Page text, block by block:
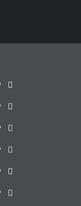
Prima
pagină
Știri
de
ultima
Administrație
locală
Actualitate
Justiție
Cultura